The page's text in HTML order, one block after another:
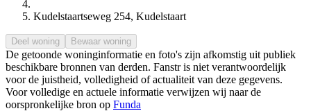
Kudelstaartseweg 254, Kudelstaart
Deel woning Bewaar woning
De getoonde woninginformatie en foto's zijn afkomstig uit publiek
beschikbare bronnen van derden. Fanstr is niet verantwoordelijk
voor de juistheid, volledigheid of actualiteit van deze gegevens.
Voor volledige en actuele informatie verwijzen wij naar de
oorspronkelijke bron op Funda